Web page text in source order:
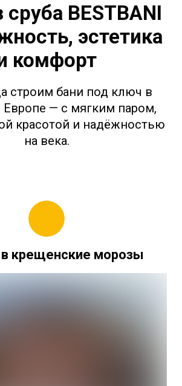
сруба BESTBANI
эстетика
комфорт
строим бани под ключ в
Европе — с мягким паром,
красотой и надёжностью
на века.
крещенские морозы